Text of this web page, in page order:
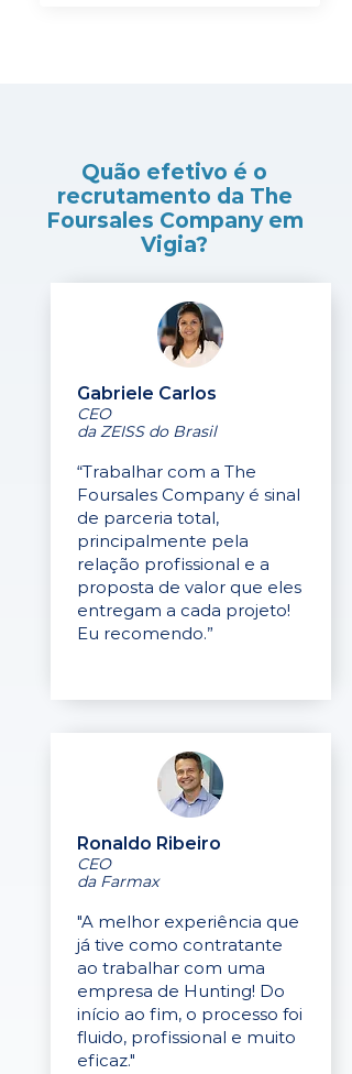
Quão efetivo é o
recrutamento da The
Foursales Company em
Vigia?
Gabriele Carlos
CEO
da ZEISS do Brasil
“Trabalhar com a The
Foursales Company é sinal
de parceria total,
principalmente pela
relação profissional e a
proposta de valor que eles
entregam a cada projeto!
Eu recomendo.”
Ronaldo Ribeiro
CEO
da Farmax
"A melhor experiência que
já tive como contratante
ao trabalhar com uma
empresa de Hunting! Do
início ao fim, o processo foi
fluido, profissional e muito
eficaz."